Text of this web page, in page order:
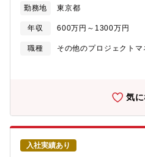
身で生み出したいという方にはお
（継続的なサービス提供）の比率
ています■フレキシブルな働き方
や、ずらし勤務制度、時短勤務や
■PMO（プロジェクト・マネジメ
ンハンス 【携わるビジネス・サー
によって異なりますが、概ね下記
に携わって頂く予定です。・DX企
システムのエンハンス・AWSを活
やりがい・キャリアパス】エンハ
幅広い業務に関わり、専門性を深
います。各案件に携わりながら、
ジスト、プロジェクトマネージャ
システムコンサルタント、アプリ
ど多彩なキャリアパスを目指せま
勤務地 東京都
年収 600万円～1300万円
職種
その他のプロジェクトマ
気
入社実績あり